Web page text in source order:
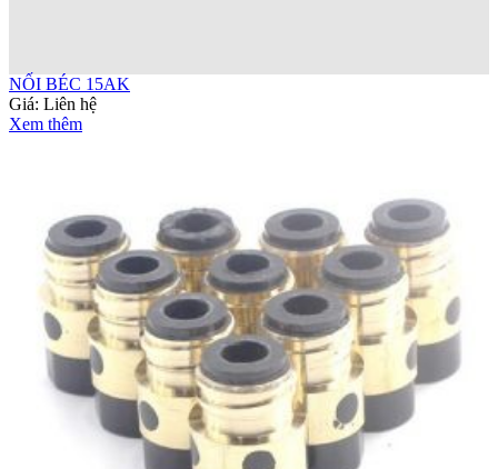
NỐI BÉC 15AK
Giá: Liên hệ
Xem thêm